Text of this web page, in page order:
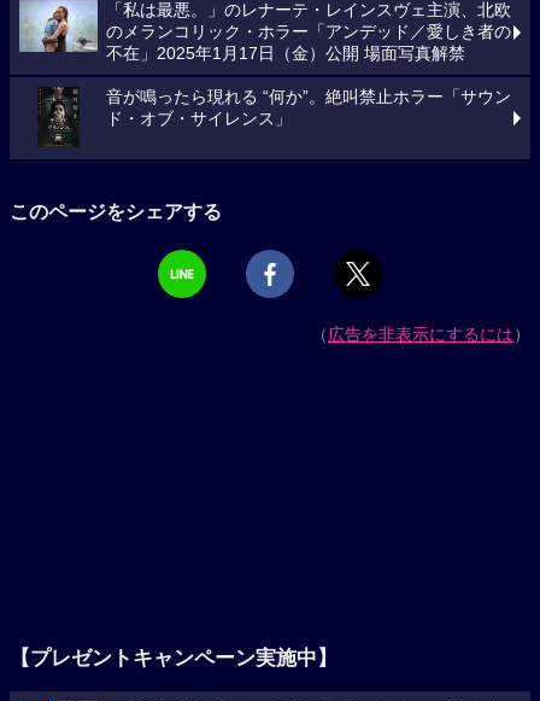
「私は最悪。」のレナーテ・レインスヴェ主演、北欧
のメランコリック・ホラー「アンデッド／愛しき者の
不在」2025年1月17日（金）公開 場面写真解禁
音が鳴ったら現れる “何か”。絶叫禁止ホラー「サウン
ド・オブ・サイレンス」
このページをシェアする
（広告を非表示にするには）
【プレゼントキャンペーン実施中】